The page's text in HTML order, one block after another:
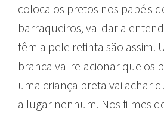
coloca os pretos nos papéis
barraqueiros, vai dar a
têm a pele retinta são assim.
branca vai relacionar que os
uma criança preta vai achar
a lugar nenhum. Nos filmes